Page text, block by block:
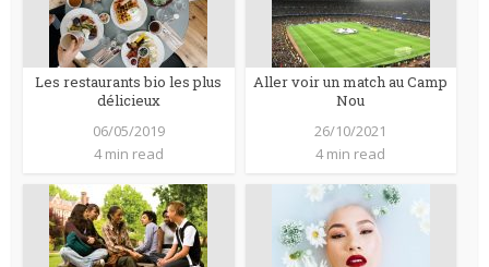
Les restaurants bio les plus
délicieux
06/05/2019
4 min read
Aller voir un match au Camp
Nou
26/10/2021
4 min read